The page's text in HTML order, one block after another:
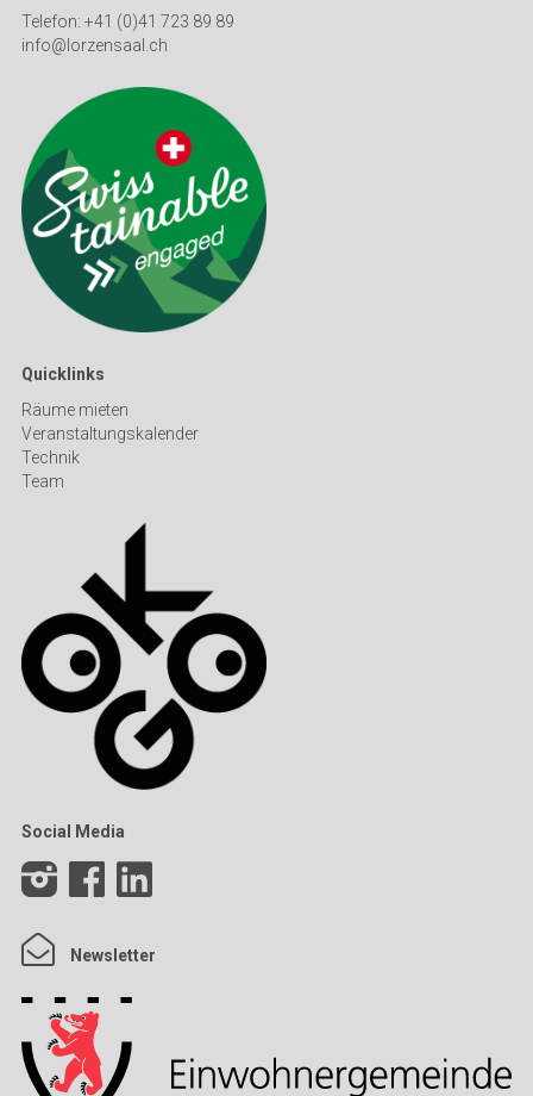
Telefon: +41 (0)41 723 89 89
info@lorzensaal.ch
Quicklinks
Räume mieten
Veranstaltungskalender
Technik
Team
Social Media
Newsletter